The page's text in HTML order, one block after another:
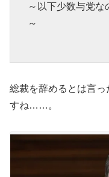
～以下少数与党な
～
総裁を辞めるとは言
すね……。